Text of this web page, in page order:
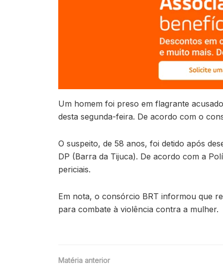
Um homem foi preso em flagrante
desta segunda-feira. De acordo com o
O suspeito, de 58 anos, foi detido após
DP (Barra da Tijuca). De acordo com a
periciais.
Em nota, o consórcio BRT informou que
para combate à violência contra a mulher.
Matéria anterior